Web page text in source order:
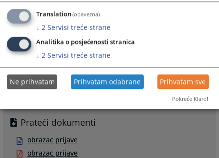
nedovoljnosti dokaza.
Obrazac se nalazi na desnoj strani.
5727PREGLEDA
Prateći dokumenti
obrazac prijave
obrazac prijave
Translation(obavezna)
↓ 2 Servisi treće strane
Analitika o posjećenosti stranica
↓ 2 Servisi treće strane
Ne prihvatam Prihvatam odabrane Prihvatam sve
Pokreće Klaro!